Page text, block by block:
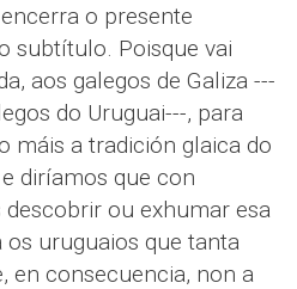
o presente
subtítulo. Poisque vai
aos galegos de Galiza ---
do Uruguai---, para
máis a tradición glaica do
diríamos que con
ou exhumar esa
os uruguaios que tanta
en consecuencia, non a